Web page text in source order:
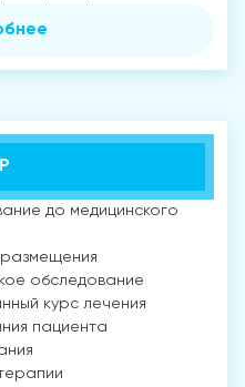
до медицинского
обследование
курс лечения
пациента